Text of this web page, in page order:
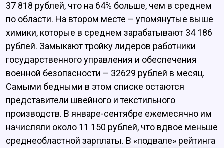
37 818 рублей, что на 64% больше, чем в среднем
по области. На втором месте – упомянутые выше
химики, которые в среднем зарабатывают 34 186
рублей. Замыкают тройку лидеров работники
государственного управления и обеспечения
военной безопасности – 32629 рублей в месяц.
Самыми бедными в этом списке остаются
представители швейного и текстильного
производств. В январе-сентябре ежемесячно им
начисляли около 11 150 рублей, что вдвое меньше
среднеобластной зарплаты. В «подвале» рейтинга